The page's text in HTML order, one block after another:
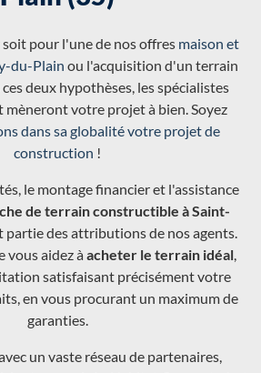
pour l'une de nos offres maison et
du-Plain ou l'acquisition d'un terrain
deux hypothèses, les spécialistes
votre projet à bien. Soyez
dans sa globalité votre projet de
construction !
le montage financier et l'assistance
de terrain constructible à Saint-
des attributions de nos agents.
vous aidez àacheter le terrain idéal,
satisfaisant précisément votre
en vous procurant un maximum de
garanties.
un vaste réseau de partenaires,